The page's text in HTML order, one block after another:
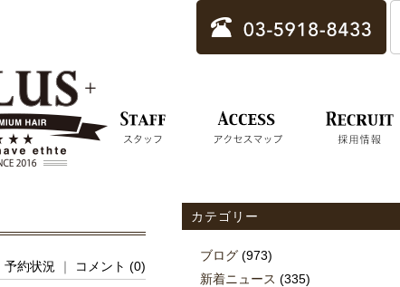
予約状況 ｜ コメント (0)
カテゴリー
ブログ (973)
新着ニュース (335)